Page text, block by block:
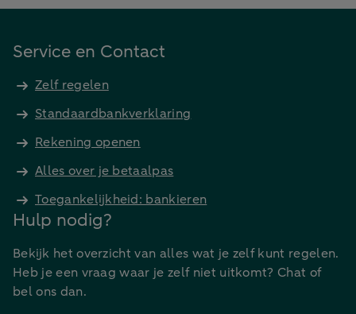
Service en Contact
Zelf regelen
Standaardbankverklaring
Rekening openen
Alles over je betaalpas
Toegankelijkheid: bankieren
Hulp nodig?
Bekijk het overzicht van alles wat je zelf kunt regelen.
Heb je een vraag waar je zelf niet uitkomt? Chat of
bel ons dan.